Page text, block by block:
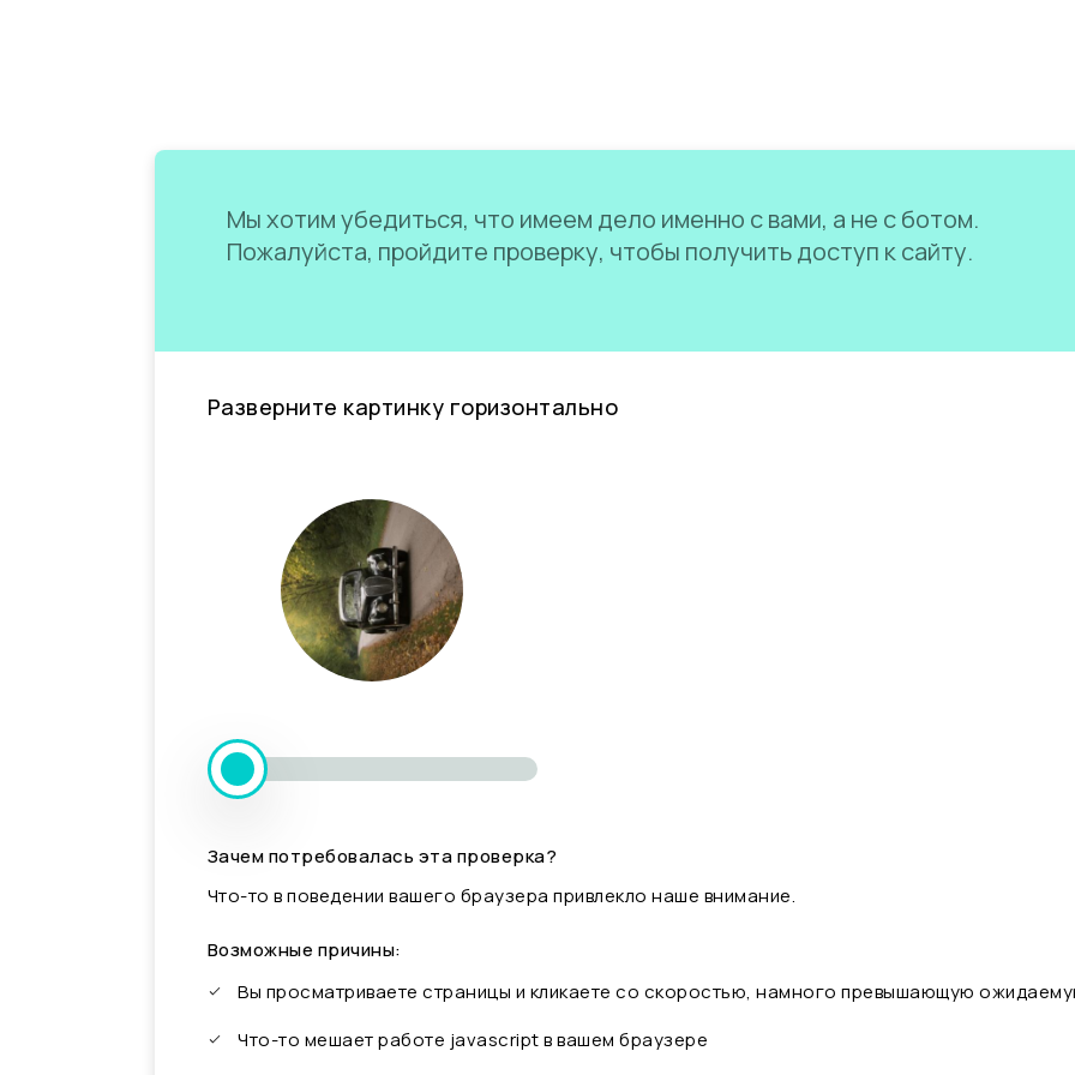
Мы хотим убедиться, что имеем дело именно с вами, а не с ботом.
Пожалуйста, пройдите проверку, чтобы получить доступ к сайту.
Разверните картинку горизонтально
Зачем потребовалась эта проверка?
Что-то в поведении вашего браузера привлекло наше внимание.
Возможные причины:
Вы просматриваете страницы и кликаете со скоростью, намного превышающую
Что-то мешает работе javascript в вашем браузере